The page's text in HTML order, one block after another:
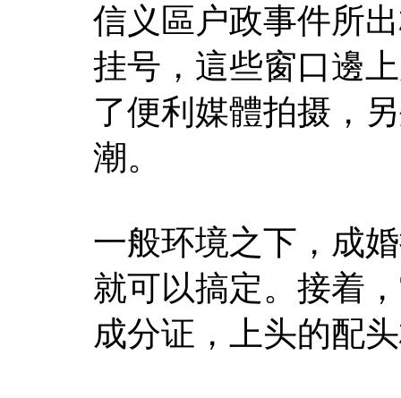
信义區户政事件所
挂号，這些窗口邊
了便利媒體拍摄，
潮。
一般环境之下，成
就可以搞定。接着
成分证，上头的配